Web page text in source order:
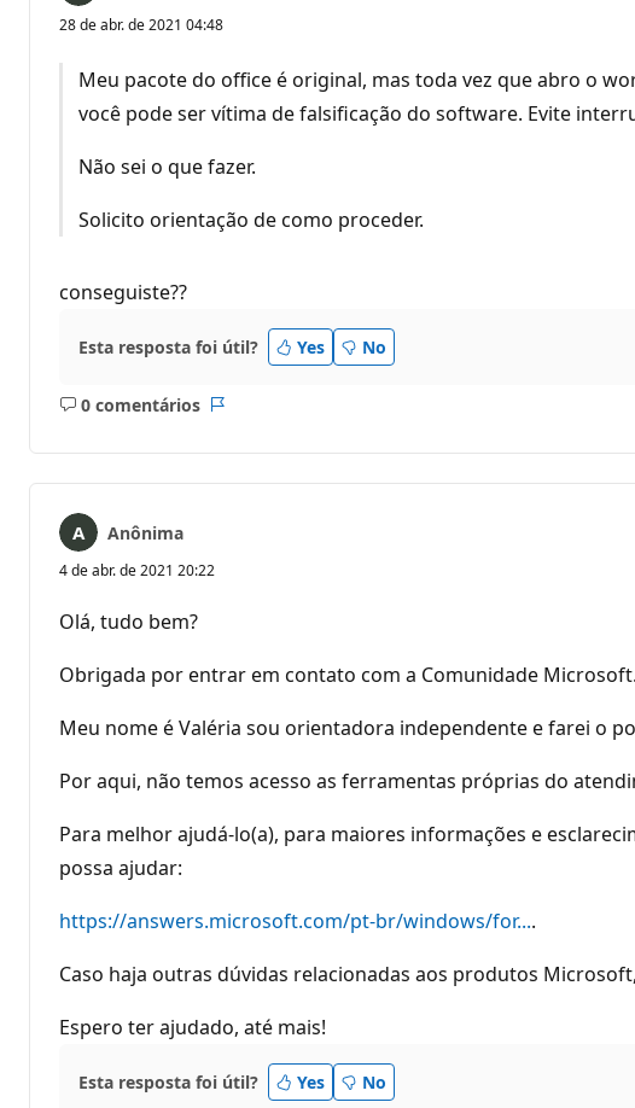
28 de abr. de 2021 04:48
Meu pacote do office é original, mas toda vez que abro o
você pode ser vítima de falsificação do software. Evite
Não sei o que fazer.
Solicito orientação de como proceder.
conseguiste??
Esta resposta foi útil? Yes No
0 comentários
Sem
Anônima
4 de abr. de 2021 20:22
Olá, tudo bem?
Obrigada por entrar em contato com a Comunidade Microsoft.
Meu nome é Valéria sou orientadora independente e farei o
Por aqui, não temos acesso as ferramentas próprias do
Para melhor ajudá-lo(a), para maiores informações e
possa ajudar:
https://answers.microsoft.com/pt-br/windows/for....
Caso haja outras dúvidas relacionadas aos produtos
Espero ter ajudado, até mais!
Esta resposta foi útil? Yes No